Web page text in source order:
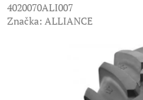
4020070ALI007
Značka: ALLIANCE